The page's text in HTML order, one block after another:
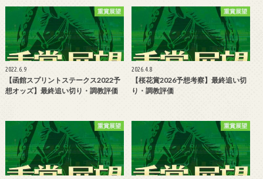
重賞展望
2022.6.9
【函館スプリントステークス2022予
想オッズ】最終追い切り・調教評価
重賞展望
2026.4.8
【桜花賞2026予想考察】最終追い切
り・調教評価
重賞展望 重賞展望